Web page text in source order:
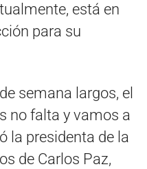
está en
para su
semana largos, el
no falta y vamos a
la presidenta de la
de Carlos Paz,